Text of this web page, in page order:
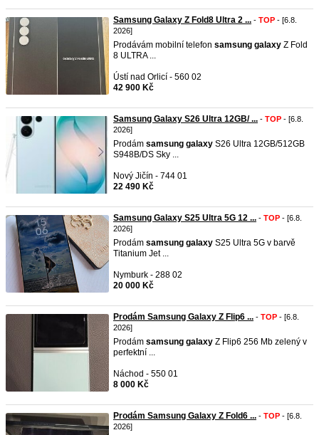
Samsung Galaxy Z Fold8 Ultra 2 ... - TOP - [6.8.
2026]
Prodávám mobilní telefon samsung galaxy Z Fold
8 ULTRA ...
Ústí nad Orlicí - 560 02
42 900 Kč
Samsung Galaxy S26 Ultra 12GB/ ... - TOP - [6.8.
2026]
Prodám samsung galaxy S26 Ultra 12GB/512GB
S948B/DS Sky ...
Nový Jičín - 744 01
22 490 Kč
Samsung Galaxy S25 Ultra 5G 12 ... - TOP - [6.8.
2026]
Prodám samsung galaxy S25 Ultra 5G v barvě
Titanium Jet ...
Nymburk - 288 02
20 000 Kč
Prodám Samsung Galaxy Z Flip6 ... - TOP - [6.8.
2026]
Prodám samsung galaxy Z Flip6 256 Mb zelený v
perfektní ...
Náchod - 550 01
8 000 Kč
Prodám Samsung Galaxy Z Fold6 ... - TOP - [6.8.
2026]